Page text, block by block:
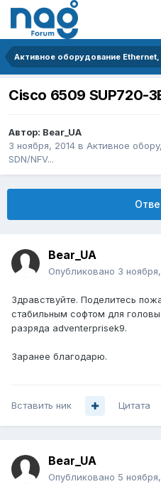
Cisco 6509 SUP720-
Автор: Bear_UA
3 ноября, 2014 в Активное
SDN/NFV...
Bear_UA
Опубликовано 3
Здравствуйте. Поделитесь
стабильным софтом для
разряда adventerprisek9.
Заранее благодарю.
Вставить ник Цитата
Bear_UA
Опубликовано 5